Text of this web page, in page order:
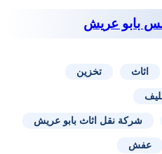
بابو عريش
اثاث تخزين
شركة نقل اثاث بابو عريش
عفش